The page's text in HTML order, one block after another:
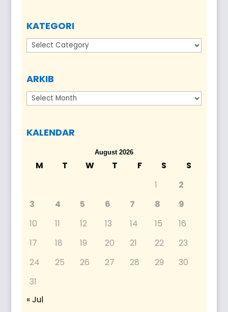
KATEGORI
Kategori
ARKIB
Arkib
KALENDAR
August 2026
M T W T F S
S
1
2
3
4 5 6 7 8
9
10
11 12 13 14 15
16
17
18 19 20 21 22
23
24
25 26 27 28 29
30
31
« Jul